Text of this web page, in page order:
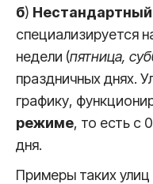
б)
специализируется
недели (пятница,
праздничных днях.
графику,
режиме, то есть с
дня.
Примеры таких